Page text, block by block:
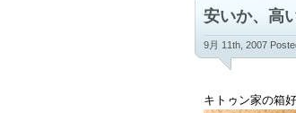
安いか、高
9月 11th, 2007
キトゥン家の箱